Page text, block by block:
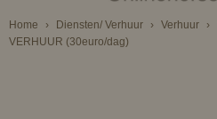
Home › Diensten/ Verhuur › Verhuur ›
VERHUUR (30euro/dag)